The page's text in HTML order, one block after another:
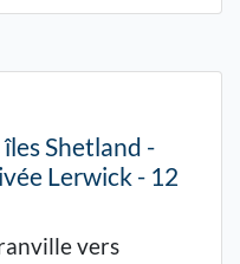
Shetland -
Lerwick - 12
vers